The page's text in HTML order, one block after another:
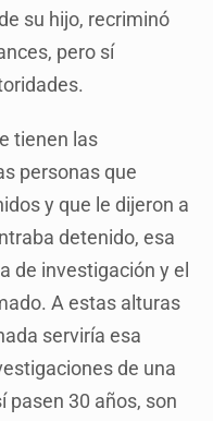
su hijo, recriminó
pero sí
tienen las
personas que
y que le dijeron a
detenido, esa
de investigación y el
A estas alturas
serviría esa
de una
pasen 30 años, son